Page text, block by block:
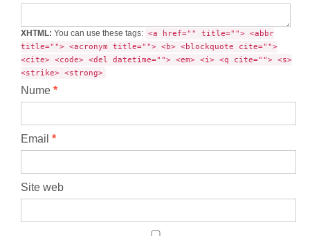
XHTML: You can use these tags: <a href="" title=""> <abbr
title=""> <acronym title=""> <b> <blockquote cite="">
<cite> <code> <del datetime=""> <em> <i> <q cite=""> <s>
<strike> <strong>
Nume *
Email *
Site web